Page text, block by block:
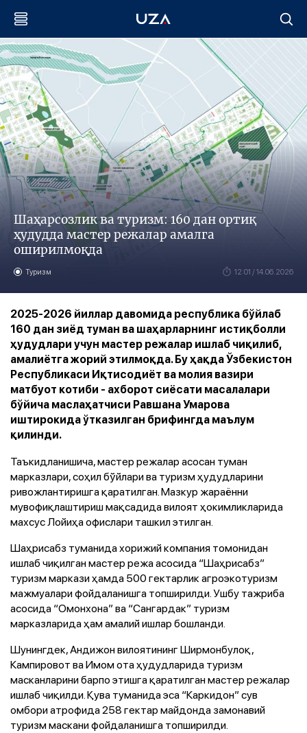
Шаҳарсозлик ва туризм: 160 дан ортиқ
ҳудудда мастер режалар амалга
оширилмоқда
Туризм 12:01 / 14.06.2026
2025-2026 йиллар давомида республика бўйлаб
160 дан зиёд туман ва шаҳарларнинг истиқболли
ҳудудлари учун мастер режалар ишлаб чиқилиб,
амалиётга жорий этилмоқда. Бу ҳақда Ўзбекистон
Республикаси Иқтисодиёт ва молия вазири
матбуот котиби - ахборот сиёсати масалалари
бўйича маслаҳатчиси Равшана Умарова
иштирокида ўтказилган брифингда маълум
қилинди.
Таъкидланишича, мастер режалар асосан туман
марказлари, соҳил бўйлари ва туризм ҳудудларини
ривожлантиришга қаратилган. Мазкур жараённи
мувофиқлаштириш мақсадида вилоят ҳокимликларида
махсус Лойиҳа офислари ташкил этилган.
Шаҳрисабз туманида хорижий компания томонидан
ишлаб чиқилган мастер режа асосида “Шаҳрисабз”
туризм маркази ҳамда 500 гектарлик агроэкотуризм
мажмуалари фойдаланишга топширилди. Ушбу тажриба
асосида “Омонхона” ва “Сангардак” туризм
марказларида ҳам амалий ишлар бошланди.
Шунингдек, Андижон вилоятининг Ширмонбулоқ,
Кампировот ва Имом ота ҳудудларида туризм
масканларини барпо этишга қаратилган мастер режалар
ишлаб чиқилди. Қува туманида эса “Каркидон” сув
омбори атрофида 258 гектар майдонда замонавий
туризм маскани фойдаланишга топширилди.